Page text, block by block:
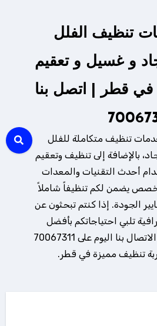
تنظيف الفلل
و غسيل و تعقيم
في قطر | اتصل بنا
تنظيف متكاملة للفلل
بالإضافة إلى تنظيف وتعقيم
أحدث التقنيات والمعدات
يضمن لكم تنظيفاً شاملاً
الجودة. إذا كنتم تبحثون عن
تلبي احتياجاتكم بأفضل
الأسعار، لا تترددوا في الاتصال بنا اليوم على 70067311
تنظيف مميزة في قطر.